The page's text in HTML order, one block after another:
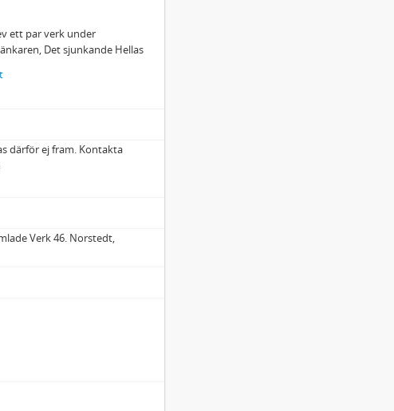
ett par verk under
Det sjunkande Hellas
därför ej fram. Kontakta
Verk 46. Norstedt,